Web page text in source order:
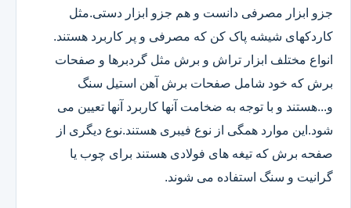
جزو ابزار مصرفی دانست و هم جزو ابزار دستی.مثل
کاردکهای شیشه پاک کن که مصرفی و پر کاربرد هستند.
انواع مختلف ابزار تراش و برش مثل گردبرها و صفحات
برش که خود شامل صفحات برش آهن استیل سنگ
و...هستند و با توجه به ضخامت آنها کاربرد آنها تعیین می
شود.این موارد همگی از نوع فیبری هستند.نوع دیگری از
صفحه برش که تیغه های فولادی هستند برای چوب یا
گرانیت و سنگ استفاده می شوند.